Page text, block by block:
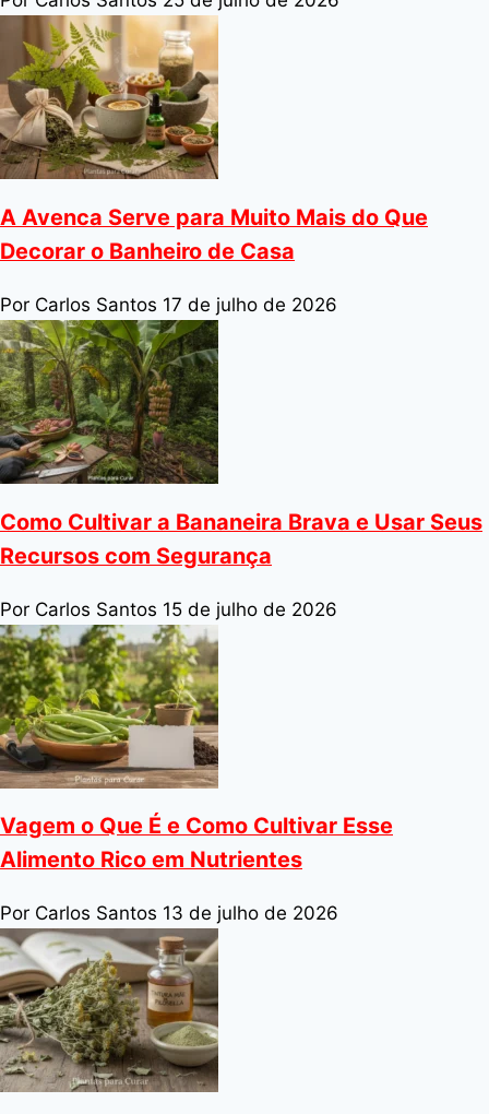
A Avenca Serve para Muito Mais do Que
Decorar o Banheiro de Casa
Por Carlos Santos 17 de julho de 2026
Como Cultivar a Bananeira Brava e Usar Seus
Recursos com Segurança
Por Carlos Santos 15 de julho de 2026
Vagem o Que É e Como Cultivar Esse
Alimento Rico em Nutrientes
Por Carlos Santos 13 de julho de 2026